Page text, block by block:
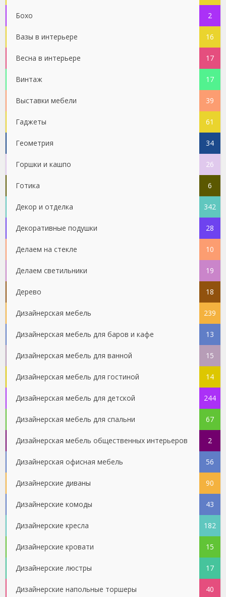
Бохо 2
Вазы в интерьере 16
Весна в интерьере 17
Винтаж 17
Выставки мебели 39
Гаджеты 61
Геометрия 34
Горшки и кашпо 26
Готика 6
Декор и отделка 342
Декоративные подушки 28
Делаем на стекле 10
Делаем светильники 19
Дерево 18
Дизайнерская мебель 239
Дизайнерская мебель для баров и кафе 13
Дизайнерская мебель для ванной 15
Дизайнерская мебель для гостиной 14
Дизайнерская мебель для детской 244
Дизайнерская мебель для спальни 67
Дизайнерская мебель общественных интерьеров 2
Дизайнерская офисная мебель 56
Дизайнерские диваны 90
Дизайнерские комоды 43
Дизайнерские кресла 182
Дизайнерские кровати 15
Дизайнерские люстры 17
Дизайнерские напольные торшеры 40